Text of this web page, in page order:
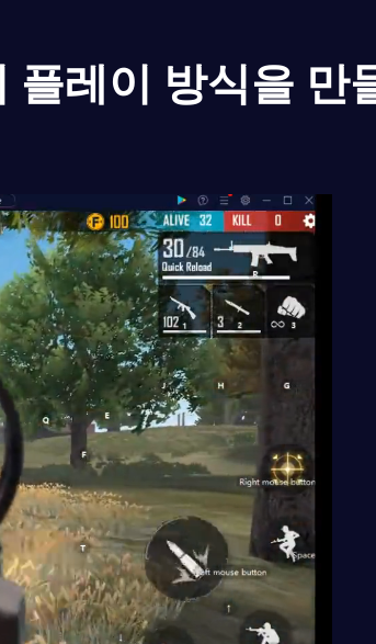
플레이 방식을 만